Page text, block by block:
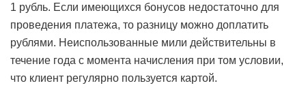
1 рубль. Если имеющихся бонусов недостаточно для
проведения платежа, то разницу можно доплатить
рублями. Неиспользованные мили действительны в
течение года с момента начисления при том условии,
что клиент регулярно пользуется картой.